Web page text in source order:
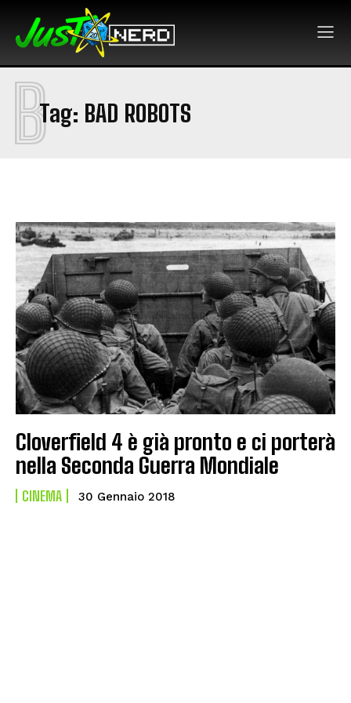
Tag: BAD ROBOTS
B
Cloverfield 4 è già pronto e ci porterà
nella Seconda Guerra Mondiale
CINEMA 30 Gennaio 2018